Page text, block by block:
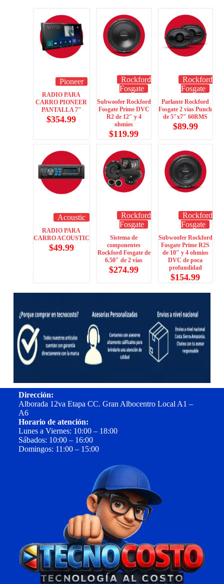
Pioneer
RADIO PARA
CARRO PIONEER
PANTALLA 7″
$354.99
Rockford
Fosgate
Subwoofer Rockford
Fosgate Prime DVC
R2 de 12″ y 4
ohmios
$119.99
Rockford
Fosgate
Parlante Rockford
Fosgate 2 vías Punch
de 5″x7″ 60RMS
$89.99
Acoustic
RADIO PARA
CARRO ACOUSTIC
$49.99
Rockford
Fosgate
Sistema de
componentes
Rockford Fosgate de
6.50″ de 2 vías
$274.99
Rockford
Fosgate
Subwoofer Rockford
Fosgate Prime R2S
de 10″ y 4 ohmios
DVC de poca
profundidad
$154.99
Dirección:
Alborada 12va Etapa CC. Gran Albocentro Local A1 –
A6
Horario de atención:
Lunes a Viernes: 10:00 – 18:00
Sábados: 10:00 – 16:00
Domingos: 11:00 – 15:00